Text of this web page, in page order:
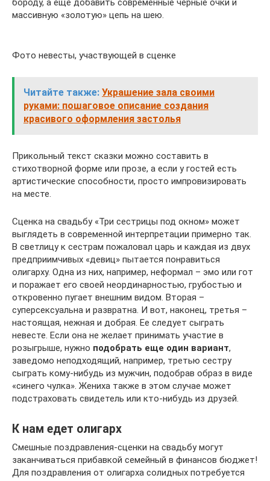
массивную «золотую» цепь на шею.
Фото невесты, участвующей в сценке
Читайте также: Украшение зала своими
руками: пошаговое описание создания
красивого оформления застолья
Прикольный текст сказки можно составить в
стихотворной форме или прозе, а если у гостей есть
артистические способности, просто импровизировать
на месте.
Сценка на свадьбу «Три сестрицы под окном» может
выглядеть в современной интерпретации примерно так.
В светлицу к сестрам пожаловал царь и каждая из двух
предприимчивых «девиц» пытается понравиться
олигарху. Одна из них, например, неформал – эмо или гот
и поражает его своей неординарностью, грубостью и
откровенно пугает внешним видом. Вторая –
суперсексуальна и развратна. И вот, наконец, третья –
настоящая, нежная и добрая. Ее следует сыграть
невесте. Если она не желает принимать участие в
розыгрыше, нужно подобрать еще один вариант,
заведомо неподходящий, например, третью сестру
сыграть кому-нибудь из мужчин, подобрав образ в виде
«синего чулка». Жениха также в этом случае может
подстраховать свидетель или кто-нибудь из друзей.
К нам едет олигарх
Смешные поздравления-сценки на свадьбу могут
заканчиваться прибавкой семейный в финансов бюджет!
Для поздравления от олигарха солидных потребуется